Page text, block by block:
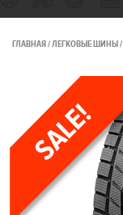
ГЛАВНАЯ ЛЕГКОВЫЕ ШИНЫ